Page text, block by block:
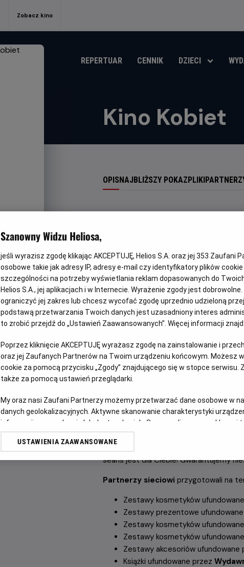
Zobacz kino
REPERTUAR CENNIK DZIECI
Kino Kobiet
OPISNAJBLIŻSZY POKAZPLIKI
Kino Kobiet to zawsze ciekawy film
Fantastyczna, luźna atmosfera seansu
skupiona wyłącznie na kobietach! Z
seansem filmowym.
Zachęcamy do śledzenia profiluKina
będziemy zamieszczać aktualne
odrzuca starość, dawni kochankowie
człowieczeństwo mogą przetrwać
MOTYW WIECZORU
19 sierpniazapraszamy wszarych
ATRAKCJE WIECZORU
Chcesz poznać najnowsze trendy w
seans jest dla Ciebie! Gwarantujemy
Partnerzy sieciowi przygotowali na
Zestawy kosmetyków
Zestawy prezentowe
Zestawy kosmetyków
Zestawy kosmetyków
Zestawy akcesoriów ufundowane
Książki ufundowane przez
Szanowny Widzu Heliosa,
jeśli wyrazisz zgodę klikając AKCEPTUJĘ, Helios S.A. oraz jej 353 Zaufani
osobowe takie jak adresy IP, adresy e-mail czy identyfikatory plików
szczególności na potrzeby wyświetlania reklam dopasowanych do
Helios S.A., jej aplikacjach i w Internecie. Wyrażenie zgody jest
ograniczyć jej zakres lub chcesz wycofać zgodę uprzednio udzieloną
podstawą przetwarzania Twoich danych jest uzasadniony interes
to zrobić przejdź do „Ustawień Zaawansowanych”. Więcej informacji
Poprzez kliknięcie AKCEPTUJĘ wyrażasz zgodę na zainstalowanie i
oraz jej Zaufanych Partnerów na Twoim urządzeniu końcowym. Możesz
cookie za pomocą przycisku „Zgody” znajdującego się w stopce
także za pomocą ustawień przeglądarki.
My oraz nasi Zaufani Partnerzy możemy przetwarzać dane osobowe w
danych geolokalizacyjnych. Aktywne skanowanie charakterystyki
informacji na urządzeniu lub dostęp do nich. Spersonalizowane reklamy i
odbiorców i ulepszanie usług.
USTAWIENIA ZAAWANSOWANE